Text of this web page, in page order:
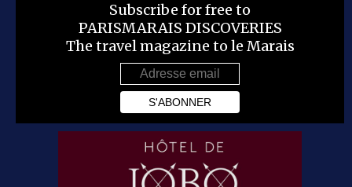
Subscribe for free to
PARISMARAIS DISCOVERIES
The travel magazine to le Marais